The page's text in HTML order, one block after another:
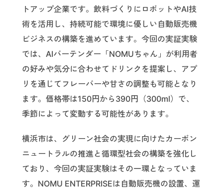
トアップ企業です。飲料づくりにロボットやAI技
術を活用し、持続可能で環境に優しい自動販売機
ビジネスの構築を進めています。今回の実証実験
では、AIバーテンダー「NOMUちゃん」が利用者
の好みや気分に合わせてドリンクを提案し、アプ
リを通じてフレーバーや甘さの調整も可能となり
ます。価格帯は150円から390円（300ml）で、
季節によって変動する可能性があります。
横浜市は、グリーン社会の実現に向けたカーボン
ニュートラルの推進と循環型社会の構築を強化し
ており、今回の実証実験はその一環となっていま
す。NOMU ENTERPRISEは自動販売機の設置、運